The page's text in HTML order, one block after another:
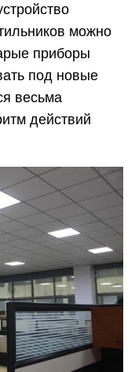
можно
приборы
под новые
весьма
действий